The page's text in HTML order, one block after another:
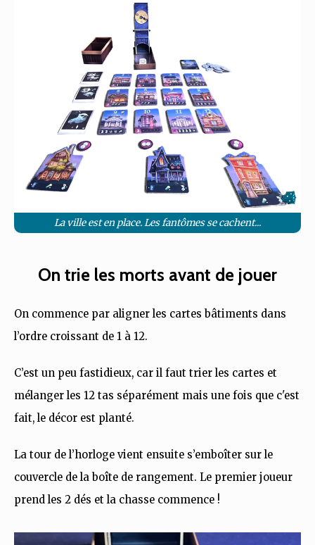
La ville est en place. Les fantômes se cachent...
On trie les morts avant de jouer
On commence par aligner les cartes bâtiments dans
l’ordre croissant de 1 à 12.
C’est un peu fastidieux, car il faut trier les cartes et
mélanger les 12 tas séparément mais une fois que c'est
fait, le décor est planté.
La tour de l’horloge vient ensuite s’emboîter sur le
couvercle de la boîte de rangement. Le premier joueur
prend les 2 dés et la chasse commence !